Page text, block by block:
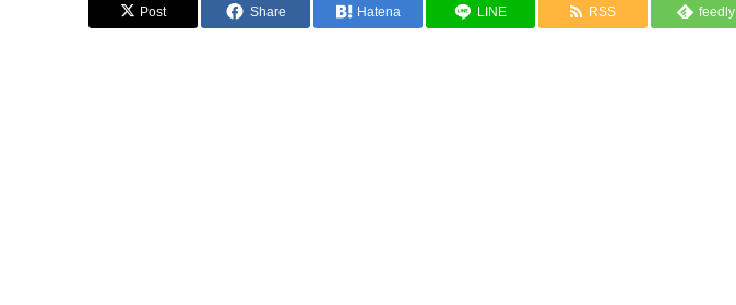
Post Share Hatena LINE RSS feedly